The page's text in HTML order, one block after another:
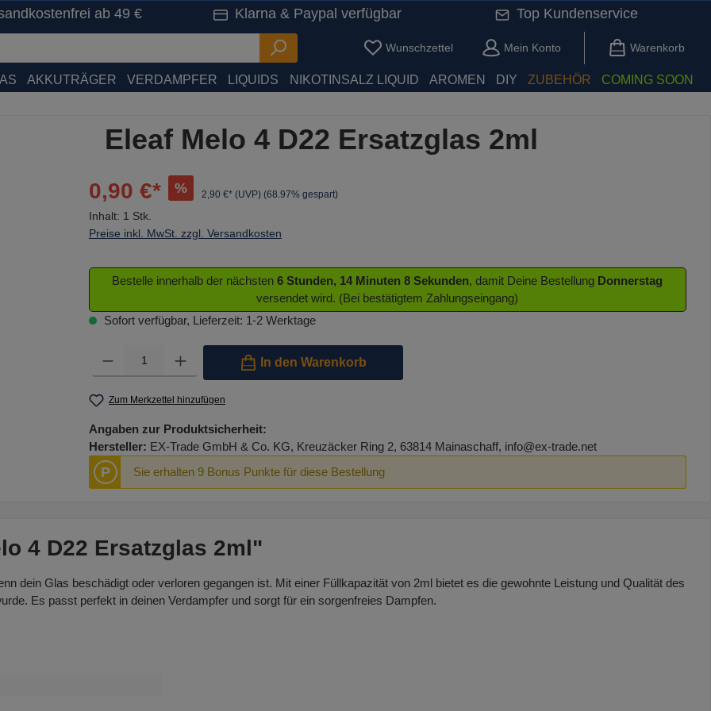
ab 49 € Klarna & Paypal verfügbar Top Kundenservice
Wunschzettel Du hast 0 Produkte auf dem Merkzettel
Mein Konto Warenkorb
AKKUTRÄGER VERDAMPFER LIQUIDS NIKOTINSALZ LIQUID AROMEN DIY ZUBEHÖR COMING SOON
Eleaf Melo 4 D22 Ersatzglas 2ml
0,90 €* % 2,90 €* (UVP) (68.97% gespart)
Inhalt: 1 Stk.
Preise inkl. MwSt. zzgl. Versandkosten
Bestelle innerhalb der nächsten6 Stunden, 14 Minuten 8 Sekunden, damit Deine Bestellung Donnerstag
versendet wird. (Bei bestätigtem Zahlungseingang)
Sofort verfügbar, Lieferzeit: 1-2 Werktage
In den Warenkorb
Zum Merkzettel hinzufügen
Angaben zur Produktsicherheit:
Hersteller: EX-Trade GmbH & Co. KG, Kreuzäcker Ring 2, 63814 Mainaschaff, info@ex-trade.net
P Sie erhalten 9 Bonus Punkte für diese Bestellung
4 D22 Ersatzglas 2ml"
dein Glas beschädigt oder verloren gegangen ist. Mit einer Füllkapazität von 2ml bietet es die gewohnte Leistung und Qualität des
Es passt perfekt in deinen Verdampfer und sorgt für ein sorgenfreies Dampfen.